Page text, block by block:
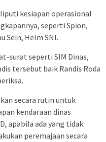
kesiapan operasional
seperti Spion,
Sein, Helm SNI.
surat seperti SIM Dinas,
tersebut baik Randis Roda
secara rutin untuk
kendaraan dinas
apabila ada yang tidak
peremajaan secara